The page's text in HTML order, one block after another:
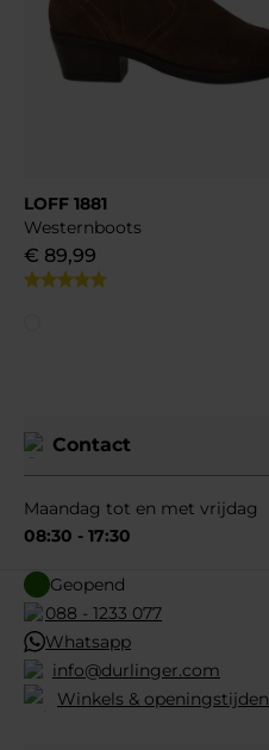
LOFF 1881
Westernboots
€ 89,99
Contact
Maandag tot en met vrijdag
08:30 - 17:30
Geopend
088 - 1233 077
Whatsapp
info@durlinger.com
Winkels & openingstijden